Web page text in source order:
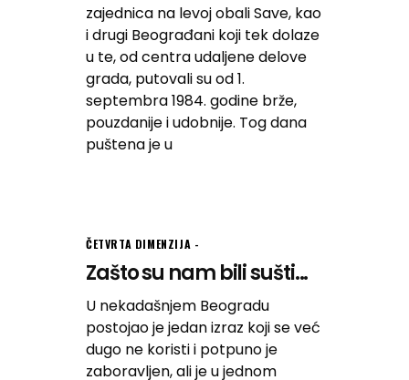
zajednica na levoj obali Save, kao
i drugi Beograđani koji tek dolaze
u te, od centra udaljene delove
grada, putovali su od 1.
septembra 1984. godine brže,
pouzdanije i udobnije. Tog dana
puštena je u
ČETVRTA DIMENZIJA
Zašto su nam bili sušti...
U nekadašnjem Beogradu
postojao je jedan izraz koji se već
dugo ne koristi i potpuno je
zaboravljen, ali je u jednom